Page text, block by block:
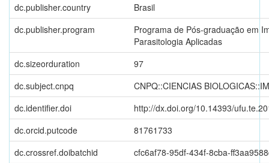
dc.publisher.country
Brasil
dc.publisher.program
Programa de Pós-graduação em
Parasitologia Aplicadas
dc.sizeorduration
97
dc.subject.cnpq
CNPQ::CIENCIAS
dc.identifier.doi
http://dx.doi.org/10.14393/
dc.orcid.putcode
81761733
dc.crossref.doibatchid
cfc6af78-95df-434f-8cba-